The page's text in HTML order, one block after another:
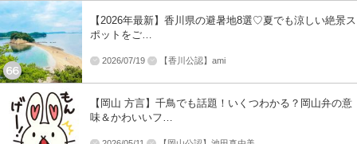
【2026年最新】香川県の避暑地8選♡夏でも涼しい絶景ス
ポットをご…
2026/07/19 【香川公認】ami
【岡山 方言】千鳥でも話題！いくつわかる？岡山弁の意
味＆かわいいフ…